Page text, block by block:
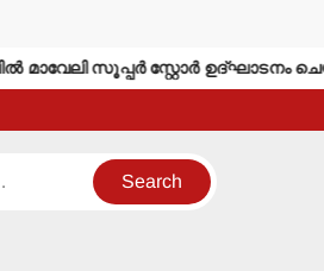
സൂപ്പര്‍ സ്റ്റോര്‍ ഉദ്ഘാടനം